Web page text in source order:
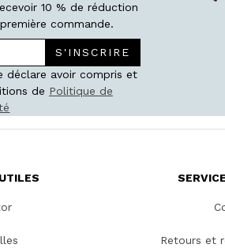
10 % de réduction
commande.
S'INSCRIRE
déclare avoir compris et
de Politique de
Retours et